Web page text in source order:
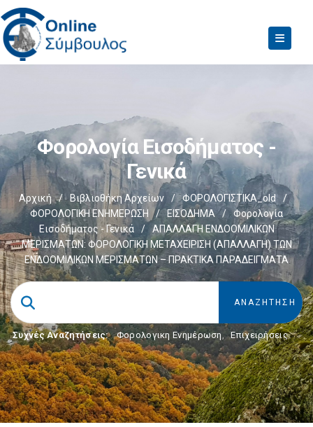
Φορολογία Εισοδήματος -
Γενικά
Αρχική / Βιβλιοθήκη Αρχείων / ΦΟΡΟΛΟΓΙΣΤΙΚΑ_old
/
ΦΟΡΟΛΟΓΙΚΗ ΕΝΗΜΕΡΩΣΗ
/ ΕΙΣΟΔΗΜΑ /
Φορολογία
Εισοδήματος - Γενικά
/
ΑΠΑΛΛΑΓΗ ΕΝΔΟΟΜΙΛΙΚΩΝ
ΜΕΡΙΣΜΑΤΩΝ: ΦΟΡΟΛΟΓΙΚΗ ΜΕΤΑΧΕΙΡΙΣΗ (ΑΠΑΛΛΑΓΗ) ΤΩΝ
ΕΝΔΟΟΜΙΛΙΚΩΝ ΜΕΡΙΣΜΑΤΩΝ – ΠΡΑΚΤΙΚΑ ΠΑΡΑΔΕΙΓΜΑΤΑ
Συχνές Αναζητήσεις: Φορολογικη Ενημέρωση, Επιχειρήσεις